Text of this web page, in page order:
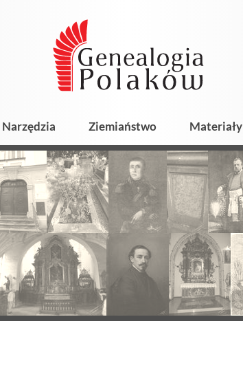
Narzędzia Ziemiaństwo Materiały